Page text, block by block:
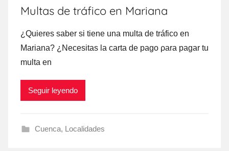
Multas de tráfico en Mariana
¿Quieres saber ѕi tiene una multa dе tráfico en
Mariana? ¿Necesitas la carta dе pago ρara pagar tu
multa en
Seguir leyendo
Cuenca, Localidades